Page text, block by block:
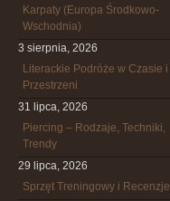
Karpaty (Europa Środkowo-
Wschodnia)
3 sierpnia, 2026
Literackie Podróże w Czasie i
Przestrzeni
31 lipca, 2026
Piercing – Rodzaje, Techniki,
Trendy
29 lipca, 2026
Sprzęt Treningowy i Recenzje